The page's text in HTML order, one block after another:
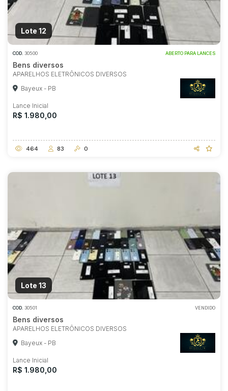
propostas
Lote 12
COD. 30500 ABERTO PARA LANCES
Bens diversos
APARELHOS ELETRÔNICOS DIVERSOS
Bayeux - PB
Lance Inicial
R$ 1.980,00
464 83 0
Lote 13
COD. 30501 VENDIDO
Bens diversos
APARELHOS ELETRÔNICOS DIVERSOS
Bayeux - PB
Lance Inicial
R$ 1.980,00